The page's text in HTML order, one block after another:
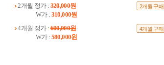
2개월 정가 :320,000원
W가 : 310,000원
2개월 구매
4개월 정가 :600,000원
W가 : 580,000원
4개월 구매